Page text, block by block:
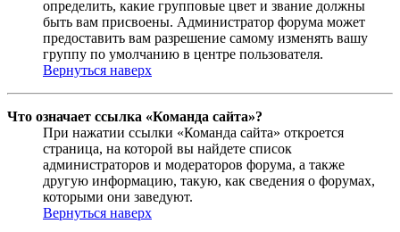
определить, какие групповые цвет и звание должны
быть вам присвоены. Администратор форума может
предоставить вам разрешение самому изменять вашу
группу по умолчанию в центре пользователя.
Вернуться наверх
Что означает ссылка «Команда сайта»?
При нажатии ссылки «Команда сайта» откроется
страница, на которой вы найдете список
администраторов и модераторов форума, а также
другую информацию, такую, как сведения о форумах,
которыми они заведуют.
Вернуться наверх